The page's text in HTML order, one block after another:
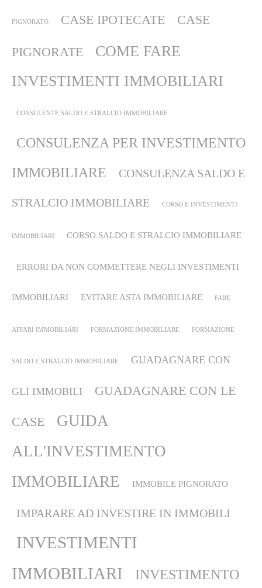
PIGNORATO CASE IPOTECATE CASE
PIGNORATE
COME FARE
INVESTIMENTI IMMOBILIARI
CONSULENTE SALDO E STRALCIO IMMOBILIARE
CONSULENZA PER INVESTIMENTO
IMMOBILIARE
CONSULENZA SALDO E
STRALCIO IMMOBILIARE CORSO E INVESTIMENTI
IMMOBILIARI CORSO SALDO E STRALCIO IMMOBILIARE
ERRORI DA NON COMMETTERE NEGLI INVESTIMENTI
IMMOBILIARI EVITARE ASTA IMMOBILIARE FARE
AFFARI IMMOBILIARI FORMAZIONE IMMOBILIARE FORMAZIONE
SALDO E STRALCIO IMMOBILIARE GUADAGNARE CON
GLI IMMOBILI GUADAGNARE CON LE
CASE
GUIDA
ALL'INVESTIMENTO
IMMOBILIARE
IMMOBILE PIGNORATO
IMPARARE AD INVESTIRE IN IMMOBILI
INVESTIMENTI
IMMOBILIARI
INVESTIMENTO